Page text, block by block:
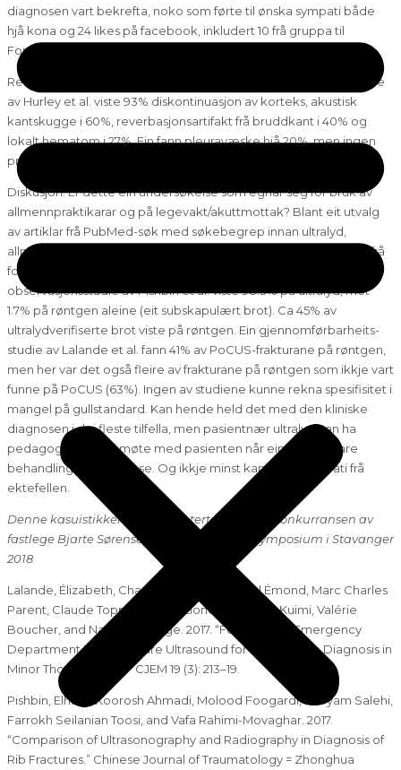
diagnosen vart bekrefta, noko som førte til ønska sympati både
hjå kona og 24 likes på facebook, inkludert 10 frå gruppa til
Forening for ultralyd i allmennpraksis (FUA).
Resultat: Funna er typiske for ribbeinsfrakturar (bilde 1). I ein studie
av Hurley et al. viste 93% diskontinuasjon av korteks, akustisk
kantskugge i 60%, reverbasjonsartifakt frå bruddkant i 40% og
lokalt hematom i 27%. Ein fann pleuravæske hjå 20%, men ingen
pneumothorax.
Diskusjon: Er dette ein undersøkelse som egnar seg for bruk av
allmennpraktikarar og på legevakt/akuttmottak? Blant eit utvalg
av artiklar frå PubMed-søk med søkebegrep innan ultralyd,
allmennpraksis og akuttmedisin (eksakt søkealgortime kan fås frå
forfattar) finn ein 2 relevante artiklar. Ein prospektiv
observasjonsstudie av Pishbin et al. viste 98.3% på ultralyd, mot
1.7% på røntgen aleine (eit subskapulært brot). Ca 45% av
ultralydverifiserte brot viste på røntgen. Ein gjennomførbarheits-
studie av Lalande et al. fann 41% av PoCUS-frakturane på røntgen,
men her var det også fleire av frakturane på røntgen som ikkje vart
funne på PoCUS (63%). Ingen av studiene kunne rekna spesifisitet i
mangel på gullstandard. Kan hende held det med den kliniske
diagnosen i dei fleste tilfella, men pasientnær ultralyd kan ha
pedagogisk nytte i møte med pasienten når ein skal forklare
behandling og prognose. Og ikkje minst kan ein få sympati frå
ektefellen.
Denne kasuistikken ble presentert i abstract-konkurransen av
fastlege Bjarte Sørensen under NFUDs årssymposium i Stavanger
2018
Lalande, Élizabeth, Chantal Guimont, Marcel Émond, Marc Charles
Parent, Claude Topping, Brice Lionel Batomen Kuimi, Valérie
Boucher, and Natalie Le Sage. 2017. “Feasibility of Emergency
Department Point-of-Care Ultrasound for Rib Fracture Diagnosis in
Minor Thoracic Injury.” CJEM 19 (3): 213–19.
Pishbin, Elham, Koorosh Ahmadi, Molood Foogardi, Maryam Salehi,
Farrokh Seilanian Toosi, and Vafa Rahimi-Movaghar. 2017.
“Comparison of Ultrasonography and Radiography in Diagnosis of
Rib Fractures.” Chinese Journal of Traumatology = Zhonghua